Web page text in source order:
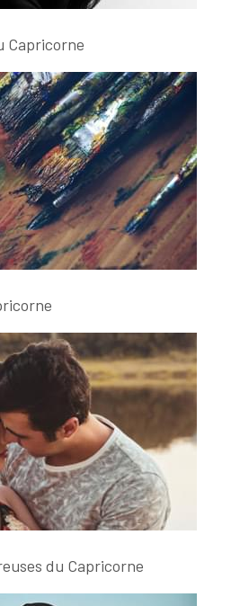
Capricorne
du Capricorne